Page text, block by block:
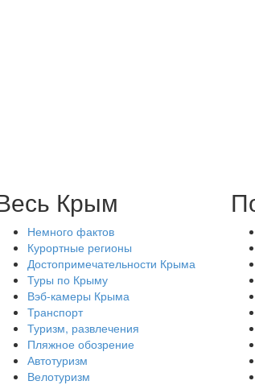
Крым
Немного фактов
Курортные регионы
Достопримечательности Крыма
Туры по Крыму
Вэб-камеры Крыма
Транспорт
Туризм, развлечения
Пляжное обозрение
Автотуризм
Велотуризм